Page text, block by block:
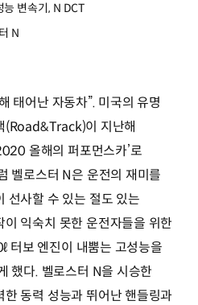
변속기, N DCT
N
태어난 자동차”. 미국의 유명
(Road&Track)이 지난해
올해의 퍼포먼스카’로
벨로스터 N은 운전의 재미를
선사할 수 있는 절도 있는
익숙치 못한 운전자들을 위한
터보 엔진이 내뿜는 고성능을
했다. 벨로스터 N을 시승한
동력 성능과 뛰어난 핸들링과